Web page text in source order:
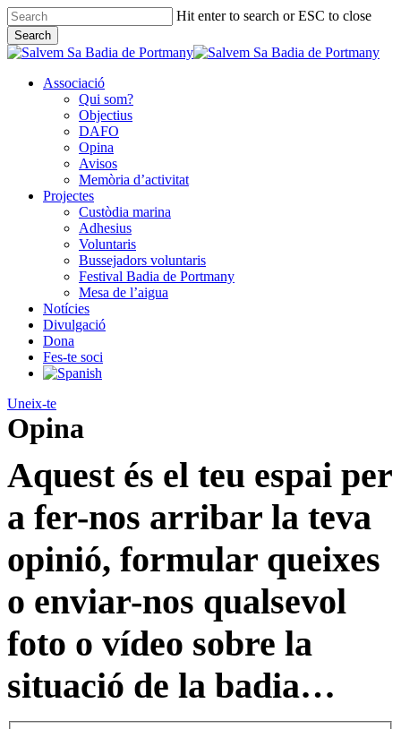
Skip
to
main
content
Hit enter to search or ESC to close
Search
Close
Associació
Qui som?
Objectius
DAFO
Opina
Avisos
Memòria d’activitat
Projectes
Custòdia marina
Adhesius
Voluntaris
Bussejadors voluntaris
Festival Badia de Portmany
Mesa de l’aigua
Notícies
Divulgació
Dona
Fes-te soci
Uneix-te
Opina
Aquest és el teu espai per
a fer-nos arribar la teva
opinió, formular queixes
o enviar-nos qualsevol
foto o vídeo sobre la
situació de la badia…